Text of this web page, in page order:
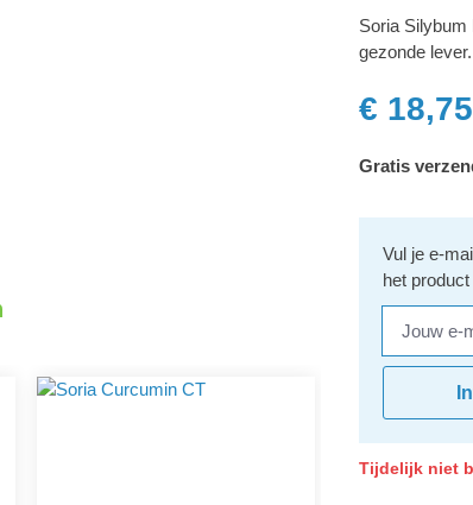
Soria Silybum
gezonde lever.
€ 18,75
Gratis
Vul je e-
het
Tijdelijk niet